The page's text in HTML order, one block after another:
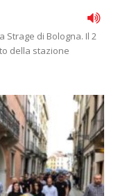
Strage di Bologna. Il 2
della stazione